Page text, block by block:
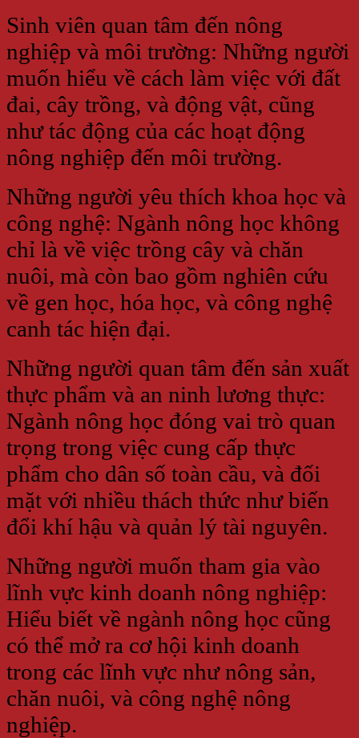
Sinh viên quan tâm đến nông
nghiệp và môi trường: Những người
muốn hiểu về cách làm việc với đất
đai, cây trồng, và động vật, cũng
như tác động của các hoạt động
nông nghiệp đến môi trường.
Những người yêu thích khoa học và
công nghệ: Ngành nông học không
chỉ là về việc trồng cây và chăn
nuôi, mà còn bao gồm nghiên cứu
về gen học, hóa học, và công nghệ
canh tác hiện đại.
Những người quan tâm đến sản xuất
thực phẩm và an ninh lương thực:
Ngành nông học đóng vai trò quan
trọng trong việc cung cấp thực
phẩm cho dân số toàn cầu, và đối
mặt với nhiều thách thức như biến
đổi khí hậu và quản lý tài nguyên.
Những người muốn tham gia vào
lĩnh vực kinh doanh nông nghiệp:
Hiểu biết về ngành nông học cũng
có thể mở ra cơ hội kinh doanh
trong các lĩnh vực như nông sản,
chăn nuôi, và công nghệ nông
nghiệp.